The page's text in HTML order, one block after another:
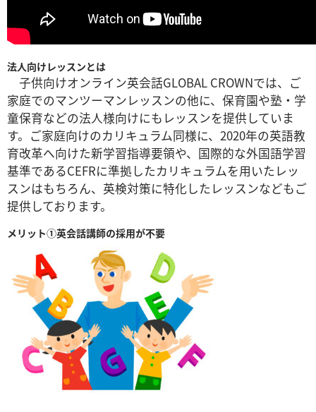
法人向けレッスンとは
子供向けオンライン英会話GLOBAL CROWNでは、ご
家庭でのマンツーマンレッスンの他に、保育園や塾・学
童保育などの法人様向けにもレッスンを提供していま
す。ご家庭向けのカリキュラム同様に、2020年の英語教
育改革へ向けた新学習指導要領や、国際的な外国語学習
基準であるCEFRに準拠したカリキュラムを用いたレッ
スンはもちろん、英検対策に特化したレッスンなどもご
提供しております。
メリット①英会話講師の採用が不要